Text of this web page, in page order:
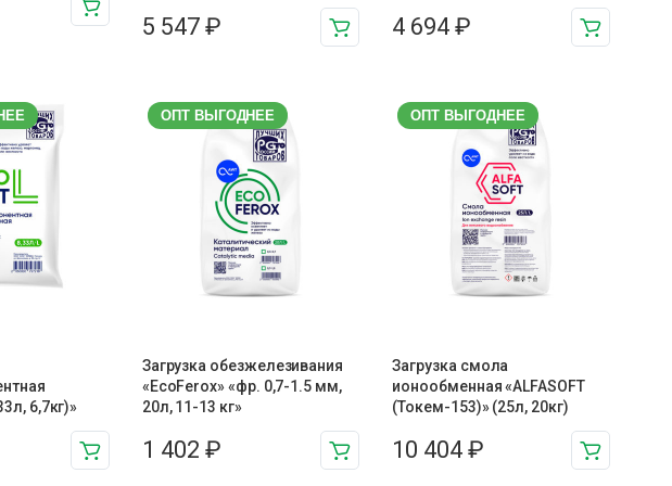
5 547 ₽ 4 694₽
6,7кг)»
ОПТ ВЫГОДНЕЕ
Загрузка обезжелезивания
«EcoFerox» «фр. 0,7-1.5 мм,
20л, 11-13 кг»
1 402 ₽
ОПТ ВЫГОДНЕЕ
Загрузка смола
ионообменная «ALFASOFT
(Токем-153)» (25л, 20кг)
10 404₽